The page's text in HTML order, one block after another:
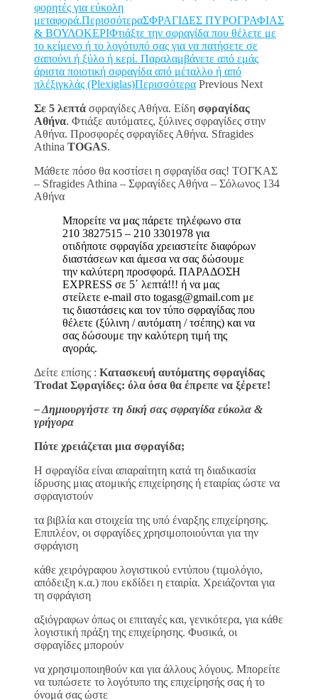
φορητές για εύκολη
μεταφορά.ΠερισσότεραΣΦΡΑΓΙΔΕΣ ΠΥΡΟΓΡΑΦΙΑΣ
& ΒΟΥΛΟΚΕΡΙΦτιάξτε την σφραγίδα που θέλετε με
το κείμενο ή το λογότυπό σας για να πατήσετε σε
σαπούνι ή ξύλο ή κερί. Παραλαμβάνετε από εμάς
άριστα ποιοτική σφραγίδα από μέταλλο ή από
πλέξιγκλάς (Plexiglas)Περισσότερα Previous Next
Σε 5 λεπτά σφραγίδες Αθήνα. Είδη σφραγίδας
Αθήνα. Φτιάξε αυτόματες, ξύλινες σφραγίδες στην
Αθήνα. Προσφορές σφραγίδες Αθήνα. Sfragides
Athina TOGAS.
Μάθετε πόσο θα κοστίσει η σφραγίδα σας! ΤΟΓΚΑΣ
– Sfragides Athina – Σφραγίδες Αθήνα – Σόλωνος 134
Αθήνα
Μπορείτε να μας πάρετε τηλέφωνο στα
210 3827515 – 210 3301978 για
οτιδήποτε σφραγίδα χρειαστείτε διαφόρων
διαστάσεων και άμεσα να σας δώσουμε
την καλύτερη προσφορά. ΠΑΡΑΔΟΣΗ
EXPRESS σε 5΄ λεπτά!!! ή να μας
στείλετε e-mail στο togasg@gmail.com με
τις διαστάσεις και τον τύπο σφραγίδας που
θέλετε (ξύλινη / αυτόματη / τσέπης) και να
σας δώσουμε την καλύτερη τιμή της
αγοράς.
Δείτε επίσης : Κατασκευή αυτόματης σφραγίδας
Trodat Σφραγίδες: όλα όσα θα έπρεπε να ξέρετε!
– Δημιουργήστε τη δική σας σφραγίδα εύκολα &
γρήγορα
Πότε χρειάζεται μια σφραγίδα;
H σφραγίδα είναι απαραίτητη κατά τη διαδικασία
ίδρυσης μιας ατομικής επιχείρησης ή εταιρίας ώστε να
σφραγιστούν
τα βιβλία και στοιχεία της υπό έναρξης επιχείρησης.
Επιπλέον, οι σφραγίδες χρησιμοποιούνται για την
σφράγιση
κάθε χειρόγραφου λογιστικού εντύπου (τιμολόγιο,
απόδειξη κ.α.) που εκδίδει η εταιρία. Χρειάζονται για
τη σφράγιση
αξιόγραφων όπως οι επιταγές και, γενικότερα, για κάθε
λογιστική πράξη της επιχείρησης. Φυσικά, οι
σφραγίδες μπορούν
να χρησιμοποιηθούν και για άλλους λόγους. Μπορείτε
να τυπώσετε το λογότυπο της επιχείρησής σας ή το
όνομά σας ώστε